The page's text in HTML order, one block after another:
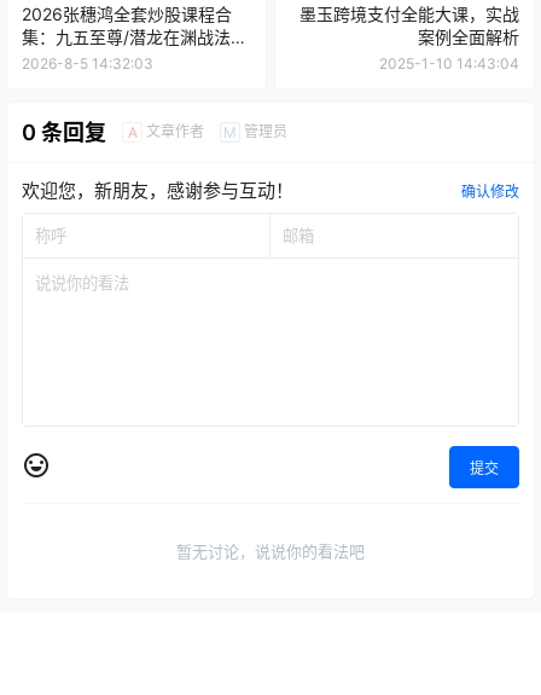
2026张穗鸿全套炒股课程合
集：九五至尊/潜龙在渊战法
+通达信指标公式+复盘训练
2026-8-5 14:32:03
墨玉跨境支付全能大课，实战
案例全面解析
2025-1-10 14:43:04
0 条回复 A 文章作者 M 管理员
欢迎您，新朋友，感谢参与互动！ 确认修改
提交
暂无讨论，说说你的看法吧